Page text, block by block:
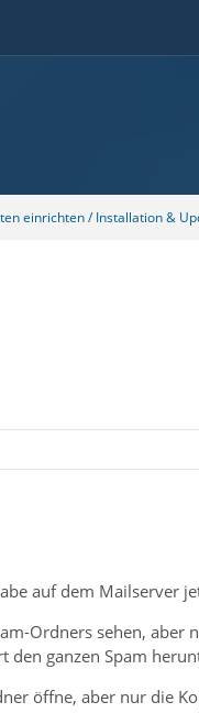
einrichten / Installation &
auf dem Mailserver
Ordners sehen, aber
ganzen Spam
öffne, aber nur die